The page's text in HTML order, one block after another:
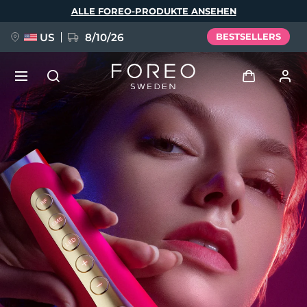
ALLE FOREO-PRODUKTE ANSEHEN
US 8/10/26 BESTSELLERS
Anmelden
Benutzerkonto
Meine Geräte
Meine Bestellungen
Meine Adressen
Meine Abonnements
NEU
FAQ™ Pure Beauty-Tech Elixir
BREAKING NEWS
issa™ Teeth Whitening Set
Sprache
English Deutsch
Español
Français
Italiano
Português
Polski
Svenska
Русский
Türkçe
简体中文 繁體中文